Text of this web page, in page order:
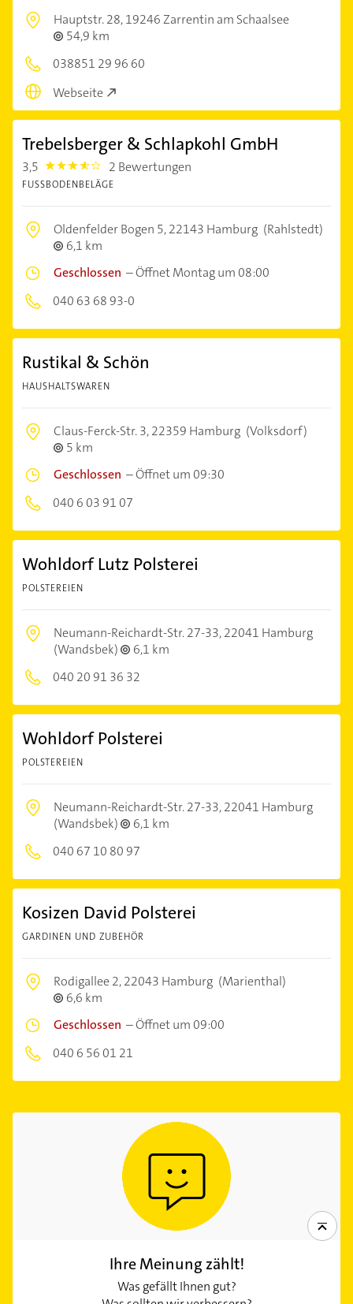
Hauptstr. 28,19246 Zarrentin am Schaalsee
54,9 km
038851 29 96 60
Webseite
Trebelsberger & Schlapkohl GmbH
3,5 3.5 2 Bewertungen
FUSSBODENBELÄGE
Oldenfelder Bogen 5,22143 Hamburg (Rahlstedt)
6,1 km
Geschlossen –Öffnet Montag um 08:00
040 63 68 93-0
Rustikal & Schön
HAUSHALTSWAREN
Claus-Ferck-Str. 3,22359 Hamburg (Volksdorf)
5 km
Geschlossen –Öffnet um 09:30
040 6 03 91 07
Wohldorf Lutz Polsterei
POLSTEREIEN
Neumann-Reichardt-Str. 27-33,22041 Hamburg
(Wandsbek)
6,1 km
040 20 91 36 32
Wohldorf Polsterei
POLSTEREIEN
Neumann-Reichardt-Str. 27-33,22041 Hamburg
(Wandsbek)
6,1 km
040 67 10 80 97
Kosizen David Polsterei
GARDINEN UND ZUBEHÖR
Rodigallee 2,22043 Hamburg (Marienthal)
6,6 km
Geschlossen –Öffnet um 09:00
040 6 56 01 21
Ihre Meinung zählt!
Was gefällt Ihnen gut?